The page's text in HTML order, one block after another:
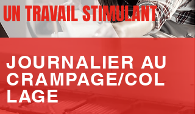
UN TRAVAIL STIMULANT
JOURNALIER AU
CRAMPAGE/COL
LAGE